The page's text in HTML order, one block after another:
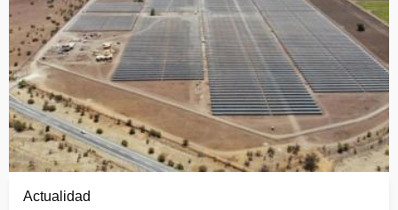
Actualidad